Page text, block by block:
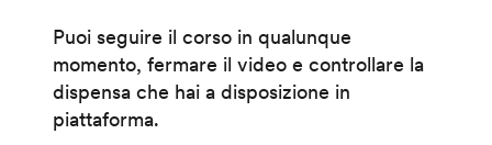
Puoi seguire il corso in qualunque
momento, fermare il video e controllare la
dispensa che hai a disposizione in
piattaforma.